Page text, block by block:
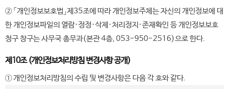
② 「개인정보보호법」제35조에 따라 개인정보주체는 자신의 개인정보에 대
한 개인정보파일의 열람·정정·삭제·처리정지·존재확인 등 개인정보보호
청구 창구는 사무국 총무과(본관 4층, 053-950-2516)으로 한다.
제10조 (개인정보처리방침 변경사항 공개)
① 개인정보처리방침의 수립 및 변경사항은 다음 각 호와 같다.